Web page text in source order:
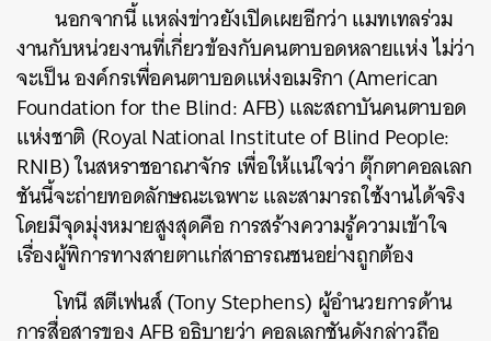
นอกจากนี้ แหล่งข่าวยังเปิดเผยอีกว่า แมทเทลร่วม
งานกับหน่วยงานที่เกี่ยวข้องกับคนตาบอดหลายแห่ง ไม่ว่า
จะเป็น องค์กรเพื่อคนตาบอดแห่งอเมริกา (American
Foundation for the Blind: AFB) และสถาบันคนตาบอด
แห่งชาติ (Royal National Institute of Blind People:
RNIB) ในสหราชอาณาจักร เพื่อให้แน่ใจว่า ตุ๊กตาคอลเลก
ชันนี้จะถ่ายทอดลักษณะเฉพาะ และสามารถใช้งานได้จริง
โดยมีจุดมุ่งหมายสูงสุดคือ การสร้างความรู้ความเข้าใจ
เรื่องผู้พิการทางสายตาแก่สาธารณชนอย่างถูกต้อง
โทนี สตีเฟนส์ (Tony Stephens) ผู้อำนวยการด้าน
การสื่อสารของ AFB อธิบายว่า คอลเลกชันดังกล่าวถือ